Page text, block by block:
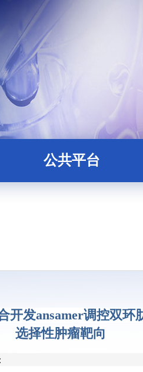
公共平台
代谢组学平台
分子与细胞影像平台
开发ansamer调控双环
选择性肿瘤靶向